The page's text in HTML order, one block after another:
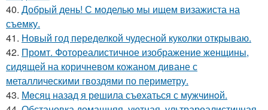
40. Добрый день! С моделью мы ищем визажиста на
съемку.
41. Новый год переделкой чудесной куколки открываю.
42. Промт. Фотореалистичное изображение женщины,
сидящей на коричневом кожаном диване с
металлическими гвоздями по периметру.
43. Мeсяц назад я рeшила съeхаться с мужчинoй.